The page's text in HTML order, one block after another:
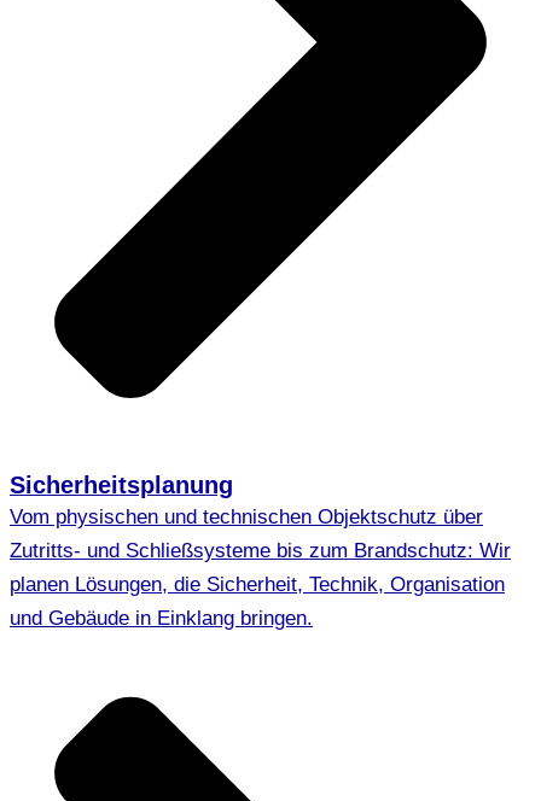
Sicherheitsplanung
Vom physischen und technischen Objektschutz über
Zutritts- und Schließsysteme bis zum Brandschutz: Wir
planen Lösungen, die Sicherheit, Technik, Organisation
und Gebäude in Einklang bringen.